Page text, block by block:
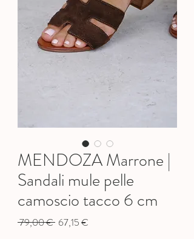
MENDOZA Marrone |
Sandali mule pelle
camoscio tacco 6 cm
79,00 € Prezzo
67,15 €